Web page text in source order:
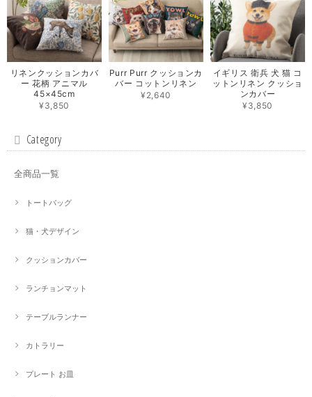
リネンクッションカバ
ー 花柄 アニマル
45×45cm
¥3,850
Purr Purr クッションカ
バー コットンリネン
¥2,640
イギリス 衛兵 犬 猫 コ
ットンリネン クッショ
ンカバー
¥3,850
Category
全商品一覧
トートバッグ
猫・犬デザイン
クッションカバー
ランチョンマット
テーブルランナー
カトラリー
プレート お皿